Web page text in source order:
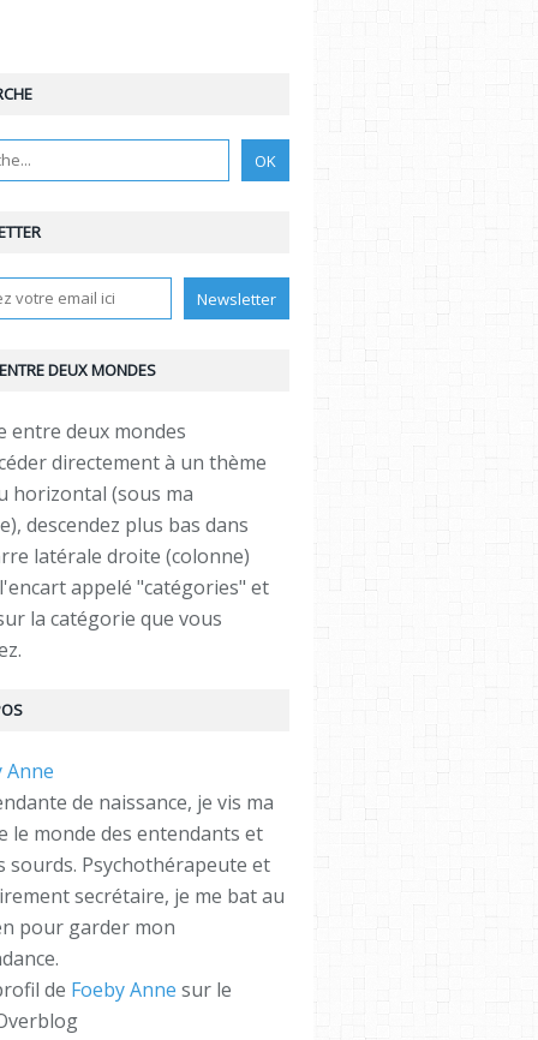
DEUX MONDES
directement à un thème
horizontal (sous ma
descendez plus bas dans
latérale droite (colonne)
appelé "catégories" et
la catégorie que vous
de naissance, je vis ma
le monde des entendants et
sourds. Psychothérapeute et
secrétaire, je me bat au
pour garder mon
de Foeby Anne sur le